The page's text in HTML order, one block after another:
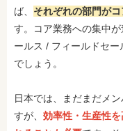
ば、 それぞれの部門が
す。コア業務への集中
ールス / フィールドセ
でしょう。
日本では、まだまだメ
すが、 効率性・生産性